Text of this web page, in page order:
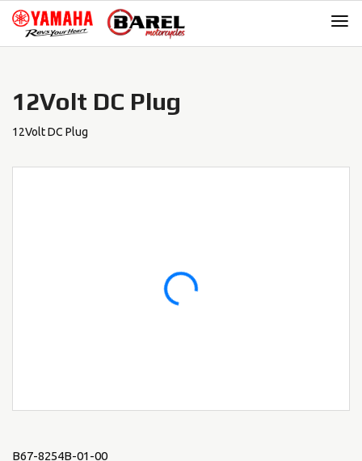
Skip
navigation
Skip
content
12Volt DC Plug
12Volt DC Plug
B67-8254B-01-00